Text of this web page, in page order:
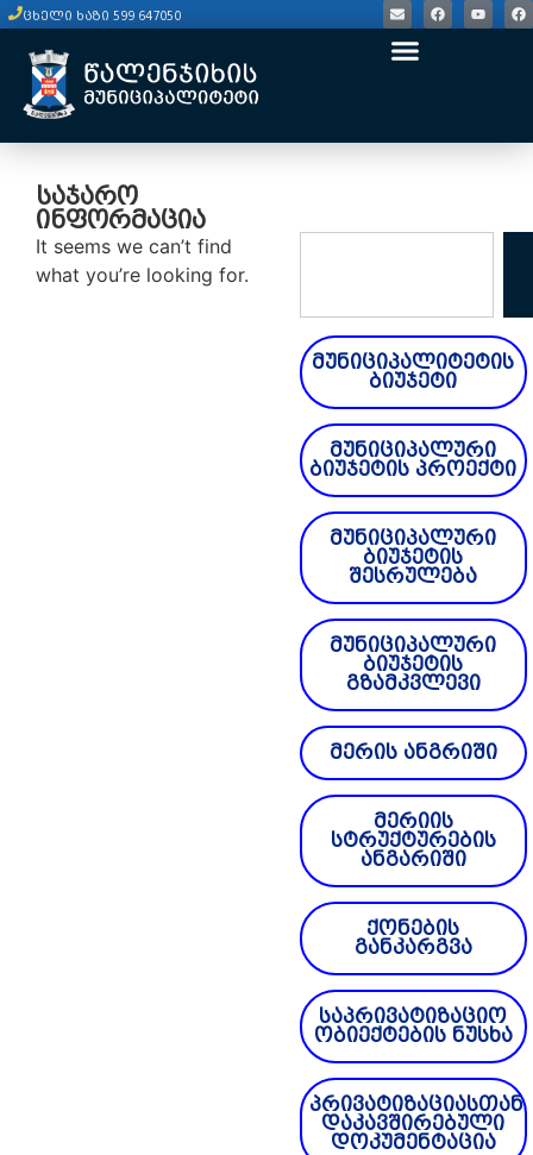
ცხელი ხაზი 599 647050
მუნიციპალიტეტის
ბიუჯეტი
მუნიციპალური
ბიუჯეტის პროექტი
მუნიციპალური
ბიუჯეტის
შესრულება
მუნიციპალური
ბიუჯეტის
გზამკვლევი
მერის ანგრიში
მერიის
სტრუქტურების
ანგარიში
ქონების
განკარგვა
საპრივატიზაციო
ობიექტების ნუსხა
პრივატიზაციასთან
დაკავშირებული
დოკუმენტაცია
საჯარო
ინფორმაცია
It seems we can’t find
what you’re looking for.